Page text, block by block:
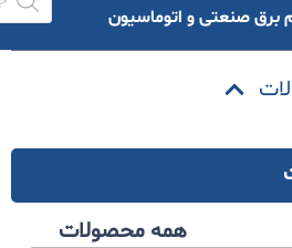
برق صنعتی و اتوماسیون
همه محصولات